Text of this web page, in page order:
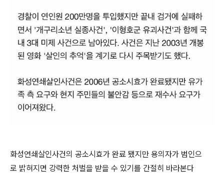
화성연쇄살인사건의 공소시효가 완료 됐지만 용의자가 범인으
로 밝혀지면 강력한 처벌을 받을 수 있기를 간절히 바라본다